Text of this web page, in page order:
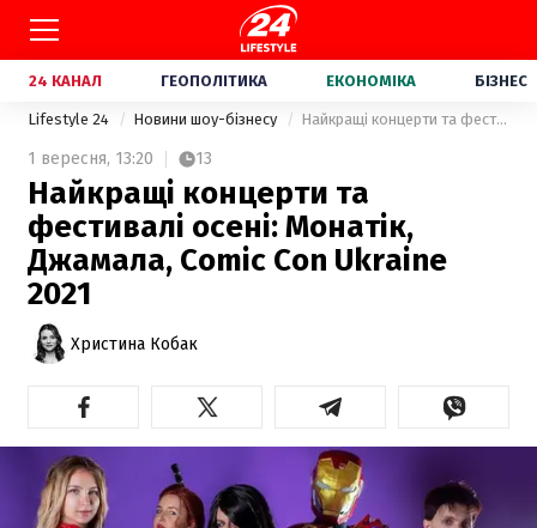
24 КАНАЛ ГЕОПОЛІТИКА ЕКОНОМІКА БІЗНЕС
Lifestyle 24 Новини шоу-бізнесу Найкращі концерти та фестивалі осені: Монатік, Джамала, Comic Con Ukraine 2021
1 вересня, 13:20 13
Найкращі концерти та
фестивалі осені: Монатік,
Джамала, Comic Con Ukraine
2021
Христина Кобак